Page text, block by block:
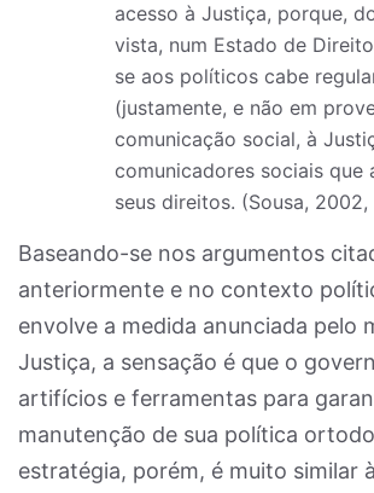
acesso à Justiça, porque,
vista, num Estado de
se aos políticos cabe
(justamente, e não em
comunicação social, à
comunicadores sociais que
seus direitos. (Sousa, 2002,
Baseando-se nos argumentos
anteriormente e no contexto
envolve a medida anunciada pelo
Justiça, a sensação é que o
artifícios e ferramentas para
manutenção de sua política
estratégia, porém, é muito similar